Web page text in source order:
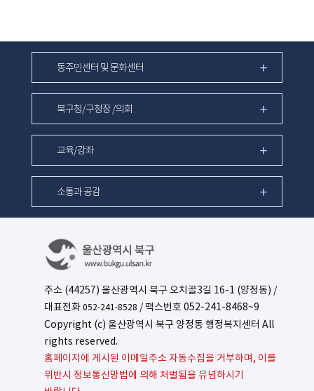
동주민센터 및 문화센터
북구청/구청장 /의회
교육/강좌
소통과 공감
주소 (44257) 울산광역시 북구 오치골3길 16-1 (양정동) /
대표전화 052-241-8528 / 팩스번호 052-241-8468~9
Copyright (c) 울산광역시 북구 양정동 행정복지센터 All
rights reserved.
홈페이지에 게시된 이메일주소 자동수집을 거부하며, 이를
위반시 정보통신망법에 의해 처벌됨을 유념하시기